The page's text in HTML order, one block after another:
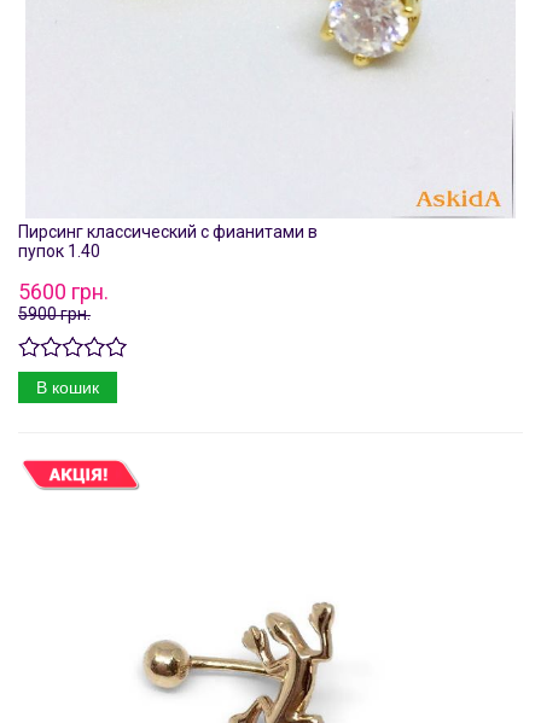
Пирсинг классический с фианитами в
пупок 1.40
5600 грн.
5900 грн.
В кошик